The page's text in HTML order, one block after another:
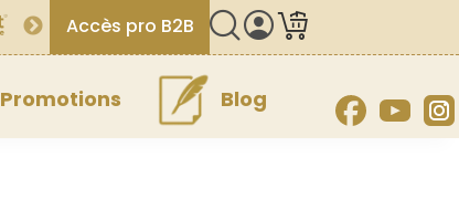
Accès pro B2B
Promotions Blog Facebook